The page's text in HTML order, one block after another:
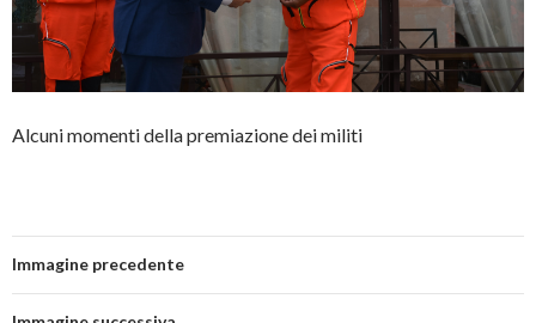
Alcuni momenti della premiazione dei militi
Immagine precedente